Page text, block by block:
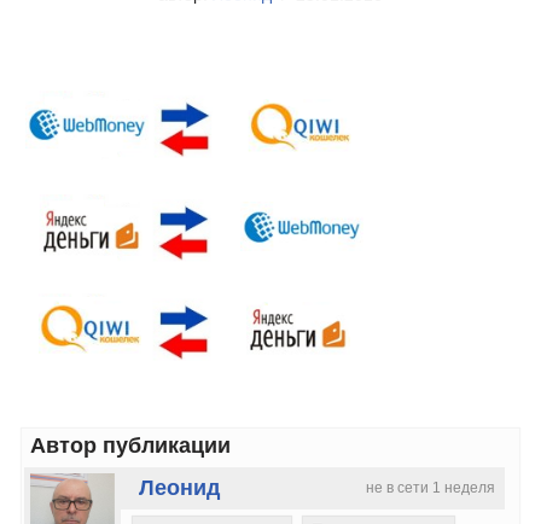
Автор публикации
не в сети 1 неделя
Леонид